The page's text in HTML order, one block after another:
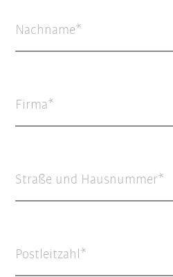
Nachname
Firma
Straße und Hausnummer
Postleitzahl